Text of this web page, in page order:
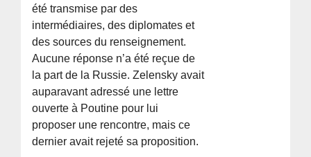
été transmise par des
intermédiaires, des diplomates et
des sources du renseignement.
Aucune réponse n’a été reçue de
la part de la Russie. Zelensky avait
auparavant adressé une lettre
ouverte à Poutine pour lui
proposer une rencontre, mais ce
dernier avait rejeté sa proposition.